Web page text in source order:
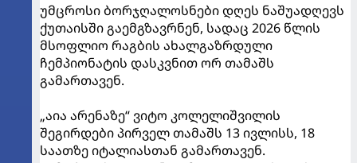
უმცროსი ბორჯღალოსნები დღეს ნაშუადღევს
ქუთაისში გაემგზავრნენ, სადაც 2026 წლის
მსოფლიო რაგბის ახალგაზრდული
ჩემპიონატის დასკვნით ორ თამაშს
გამართავენ.
„აია არენაზე“ ვიტო კოლელიშვილის
შეგირდები პირველ თამაშს 13 ივლისს, 18
საათზე იტალიასთან გამართავენ.